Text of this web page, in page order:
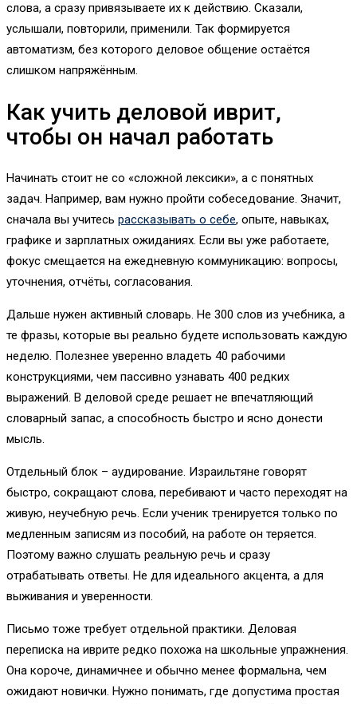
слова, а сразу привязываете их к действию. Сказали,
услышали, повторили, применили. Так формируется
автоматизм, без которого деловое общение остаётся
слишком напряжённым.
Как учить деловой иврит,
чтобы он начал работать
Начинать стоит не со «сложной лексики», а с понятных
задач. Например, вам нужно пройти собеседование. Значит,
сначала вы учитесь рассказывать о себе, опыте, навыках,
графике и зарплатных ожиданиях. Если вы уже работаете,
фокус смещается на ежедневную коммуникацию: вопросы,
уточнения, отчёты, согласования.
Дальше нужен активный словарь. Не 300 слов из учебника, а
те фразы, которые вы реально будете использовать каждую
неделю. Полезнее уверенно владеть 40 рабочими
конструкциями, чем пассивно узнавать 400 редких
выражений. В деловой среде решает не впечатляющий
словарный запас, а способность быстро и ясно донести
мысль.
Отдельный блок – аудирование. Израильтяне говорят
быстро, сокращают слова, перебивают и часто переходят на
живую, неучебную речь. Если ученик тренируется только по
медленным записям из пособий, на работе он теряется.
Поэтому важно слушать реальную речь и сразу
отрабатывать ответы. Не для идеального акцента, а для
выживания и уверенности.
Письмо тоже требует отдельной практики. Деловая
переписка на иврите редко похожа на школьные упражнения.
Она короче, динамичнее и обычно менее формальна, чем
ожидают новички. Нужно понимать, где допустима простая